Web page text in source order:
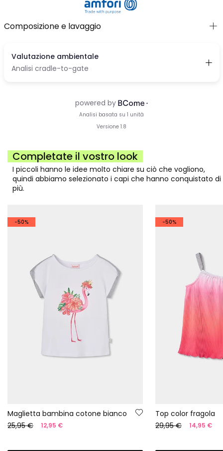
Composizione e lavaggio
Completate il vostro look
I piccoli hanno le idee molto chiare su ciò che vogliono,
quindi abbiamo selezionato i capi che hanno conquistato di
più.
-50%
Maglietta bambina cotone bianco
25,95 €
12,95 €
-50%
Top color fragola
29,95 €
14,95 €